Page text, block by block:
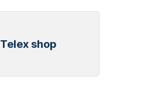
Telex shop